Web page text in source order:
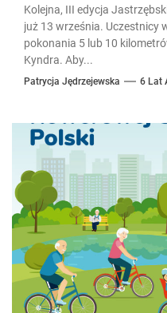
Kolejna, III edycja
już 13 września. Uczestnicy
pokonania 5 lub 10
Kyndra. Aby...
Patrycja Jędrzejewska 6 Lat